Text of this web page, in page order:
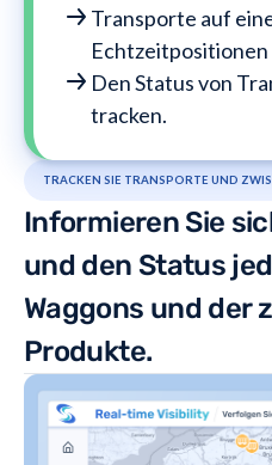
Transporte auf
Echtzeitpositionen
Den Status von
tracken.
TRACKEN SIE TRANSPORTE UND
Informieren Sie
und den Status
Waggons und der
Produkte.